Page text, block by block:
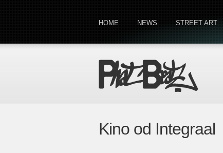
HOME NEWS STREET ART
Kino od Integraal